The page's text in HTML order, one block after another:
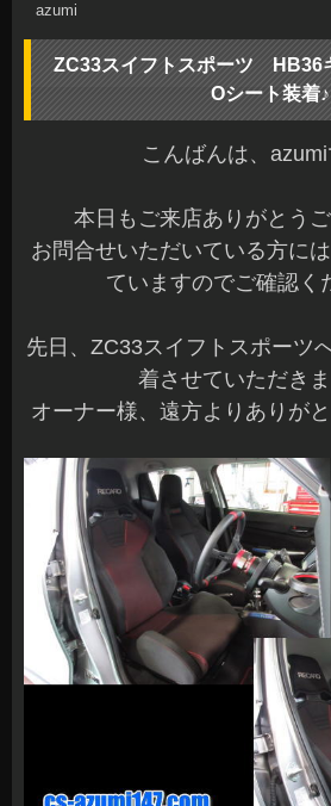
azumi
ZC33スイフトスポーツ
Oシート装着♪
こんばんは、
本日もご来店ありがとう
お問合せいただいている方に
ていますのでご確認く
先日、ZC33スイフトスポーツ
着させていただきま
オーナー様、遠方よりありが